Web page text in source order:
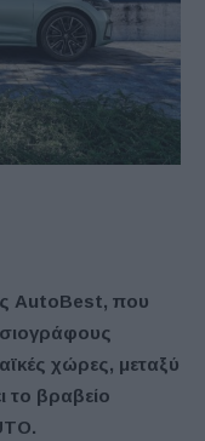
AutoBest, που
χώρες, μεταξύ
το βραβείο